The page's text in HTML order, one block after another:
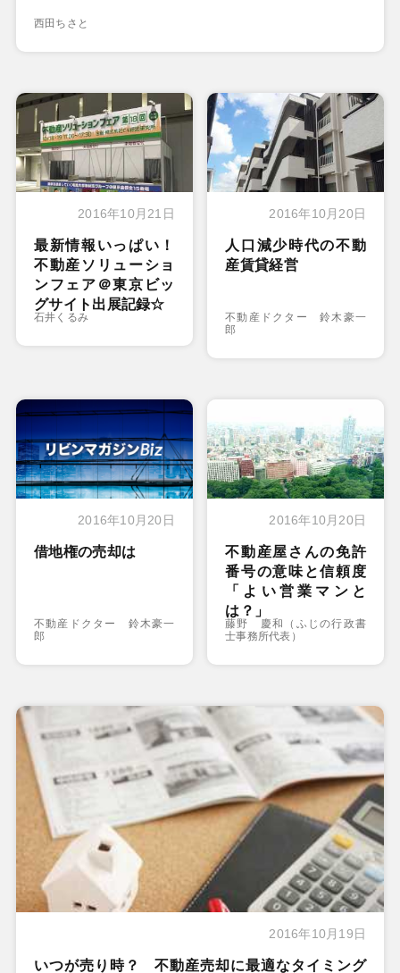
西田ちさと
2016年10月21日
最新情報いっぱい！
不動産ソリューショ
ンフェア＠東京ビッ
グサイト出展記録☆
石井くるみ
2016年10月20日
人口減少時代の不動
産賃貸経営
不動産ドクター 鈴木豪一
郎
2016年10月20日
借地権の売却は
不動産ドクター 鈴木豪一
郎
2016年10月20日
不動産屋さんの免許
番号の意味と信頼度
「よい営業マンと
は？」
藤野 慶和（ふじの行政書
士事務所代表）
2016年10月19日
いつが売り時？ 不動産売却に最適なタイミング